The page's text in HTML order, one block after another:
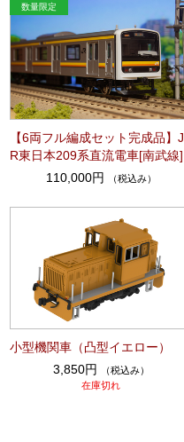
【6両フル編成セット完成品】J
R東日本209系直流電車[南武線]
110,000円
（税込み）
小型機関車（凸型イエロー）
3,850円
（税込み）
在庫切れ